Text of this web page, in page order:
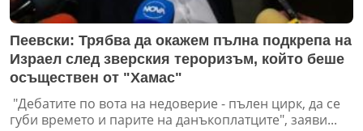
Пеевски: Трябва да окажем пълна подкрепа на
Израел след зверския тероризъм, който беше
осъществен от "Хамас"
"Дебатите по вота на недоверие - пълен цирк, да се
губи времето и парите на данъкоплатците", заяви...